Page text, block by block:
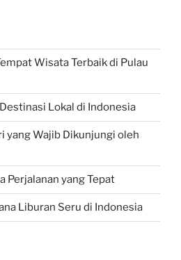
Wisata Terbaik di Pulau
Lokal di Indonesia
yang Wajib Dikunjungi oleh
Perjalanan yang Tepat
Liburan Seru di Indonesia